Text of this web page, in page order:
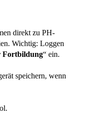
direkt zu PH-
Wichtig: Loggen
Fortbildung“ ein.
speichern, wenn